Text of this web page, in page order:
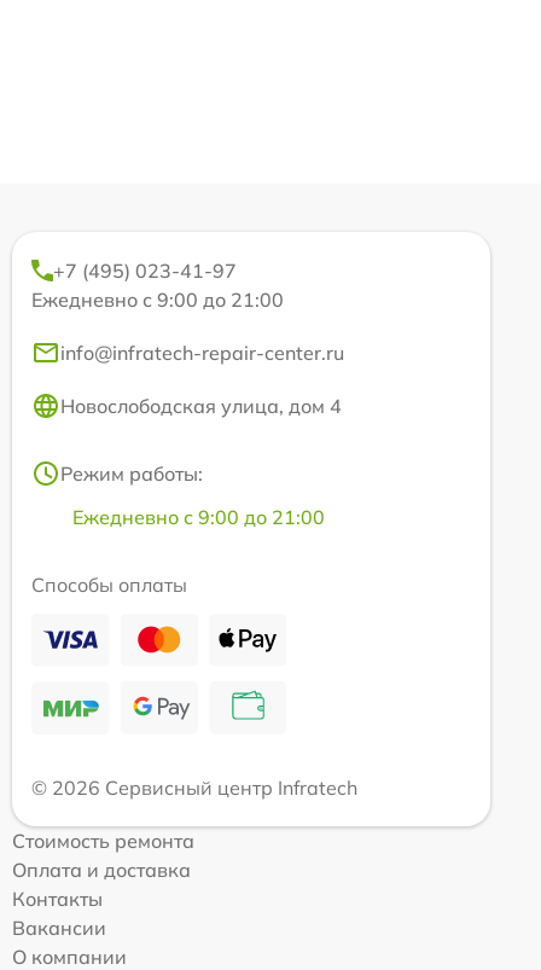
+7 (495) 023-41-97
Ежедневно с 9:00 до 21:00
info@infratech-repair-center.ru
Новослободская улица, дом 4
Режим работы:
Ежедневно с 9:00 до 21:00
Способы оплаты
© 2026 Сервисный центр Infratech
Стоимость ремонта
Оплата и доставка
Контакты
Вакансии
О компании